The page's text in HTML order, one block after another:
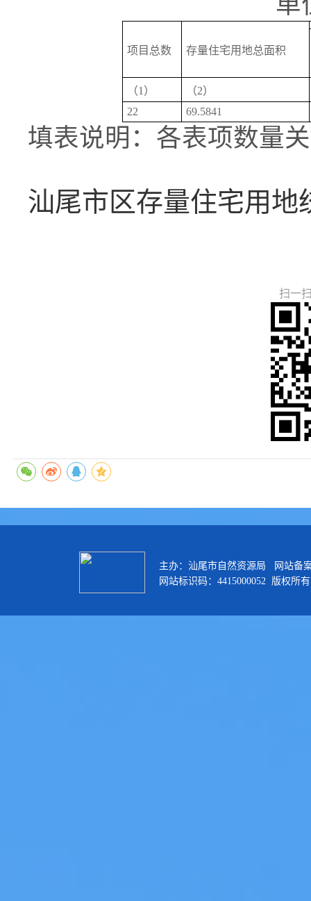
项目总数 存量住宅用地总面积
（1）
（2）
22
69.5841
填表说明：各表项数量
汕尾市区存量住宅用地
扫一
主办：汕尾市自然资源局 网站备
网站标识码：4415000052 版权所